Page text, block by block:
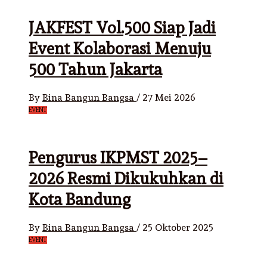
JAKFEST Vol.500 Siap Jadi
Event Kolaborasi Menuju
500 Tahun Jakarta
By Bina Bangun Bangsa / 27 Mei 2026
EVENT
Pengurus IKPMST 2025–
2026 Resmi Dikukuhkan di
Kota Bandung
By Bina Bangun Bangsa / 25 Oktober 2025
EVENT